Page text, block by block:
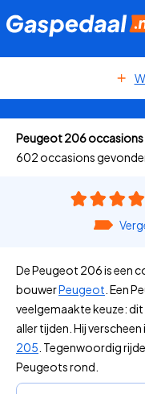
Peugeot 206 occasions
602 occasions
De Peugeot 206 is een
bouwerPeugeot . Een
veelgemaakte keuze:
aller tijden. Hij
205 . Tegenwoordig
Peugeots rond.